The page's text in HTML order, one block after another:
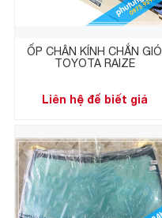
ỐP CHÂN KÍNH CHẮN GIÓ
TOYOTA RAIZE
Liên hệ để biết giá